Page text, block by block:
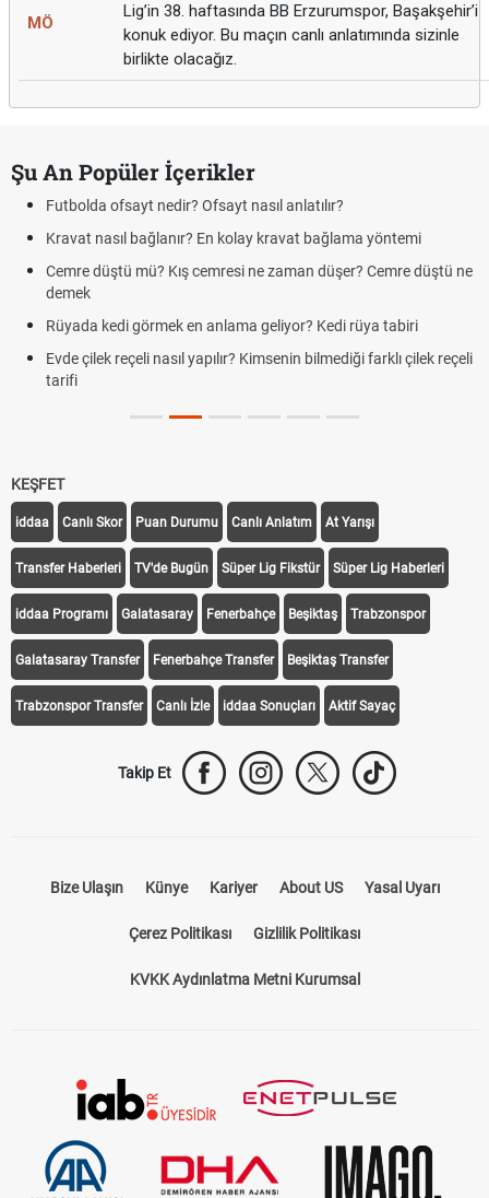
MÖ
Lig’in 38. haftasında BB Erzurumspor, Başakşehir’i
konuk ediyor. Bu maçın canlı anlatımında sizinle
birlikte olacağız.
Şu An Popüler İçerikler
Futbolda ofsayt nedir? Ofsayt nasıl anlatılır?
Kravat nasıl bağlanır? En kolay kravat bağlama yöntemi
Cemre düştü mü? Kış cemresi ne zaman düşer? Cemre düştü ne
demek
Rüyada kedi görmek en anlama geliyor? Kedi rüya tabiri
Evde çilek reçeli nasıl yapılır? Kimsenin bilmediği farklı çilek reçeli
tarifi
KEŞFET
iddaa Canlı Skor Puan Durumu Canlı Anlatım At Yarışı
Transfer Haberleri TV'de Bugün Süper Lig Fikstür Süper Lig Haberleri
iddaa Programı Galatasaray Fenerbahçe Beşiktaş Trabzonspor
Galatasaray Transfer Fenerbahçe Transfer Beşiktaş Transfer
Trabzonspor Transfer Canlı İzle iddaa Sonuçları Aktif Sayaç
Takip Et
Bize Ulaşın Künye Kariyer About US Yasal Uyarı
Çerez Politikası Gizlilik Politikası
KVKK Aydınlatma Metni Kurumsal